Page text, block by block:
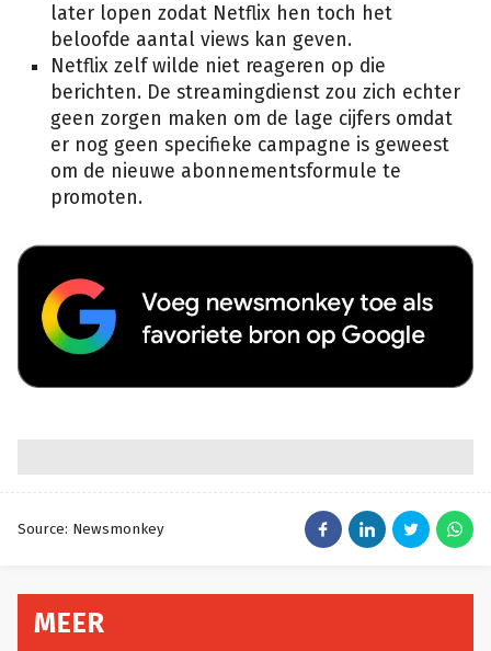
later lopen zodat Netflix hen toch het
beloofde aantal views kan geven.
Netflix zelf wilde niet reageren op die
berichten. De streamingdienst zou zich echter
geen zorgen maken om de lage cijfers omdat
er nog geen specifieke campagne is geweest
om de nieuwe abonnementsformule te
promoten.
Source: Newsmonkey
MEER